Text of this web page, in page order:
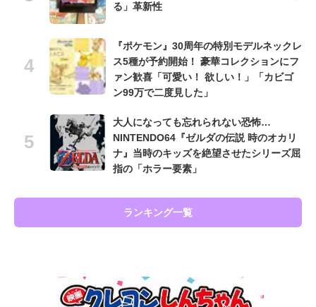
る」革新性
『ポケモン』30周年の特別モデルネックレ
ス5種が予約開始！ 豪華コレクションにフ
ァン歓喜「可愛い！ 欲しい！」「カビゴ
ン99万で二度見した」
大人になっても忘れられない恐怖…
NINTENDO64『ゼルダの伝説 時のオカリ
ナ』当時のキッズを絶望させたシリーズ屈
指の「ホラー要素」
ランキング一覧